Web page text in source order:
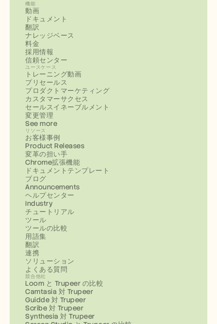
機能
動画
ドキュメント
翻訳
ナレッジベース
料金
採用情報
信頼センター
ユースケース
トレーニング動画
プリセールス
プロダクトマーケティング
カスタマーサクセス
セールスイネーブルメント
変更管理
See more
リソース
お客様事例
Product Releases
変革の担い手
Chrome拡張機能
ドキュメントテンプレート
ブログ
Announcements
ヘルプセンター
Industry
チュートリアル
ツール
ツールの比較
用語集
翻訳
連携
ソリューション
よくある質問
競合他社
Loom と Trupeer の比較
Camtasia 対 Trupeer
Guidde 対 Trupeer
Scribe 対 Trupeer
Synthesia 対 Trupeer